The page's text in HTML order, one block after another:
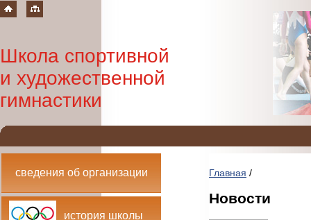
Школа спортивной
и художественной
гимнастики
сведения об организации
история школы
Главная /
Новости